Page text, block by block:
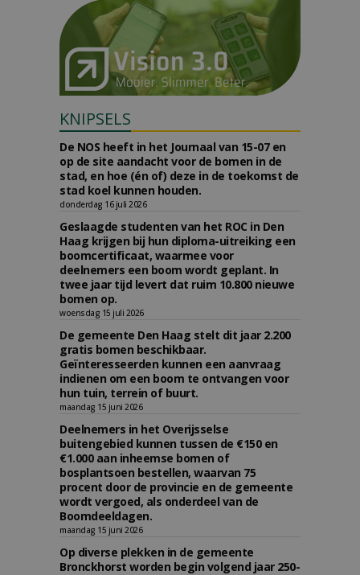
KNIPSELS
De NOS heeft in het Journaal van 15-07 en
op de site aandacht voor de bomen in de
stad, en hoe (én of) deze in de toekomst de
stad koel kunnen houden.
donderdag 16 juli 2026
Geslaagde studenten van het ROC in Den
Haag krijgen bij hun diploma-uitreiking een
boomcertificaat, waarmee voor
deelnemers een boom wordt geplant. In
twee jaar tijd levert dat ruim 10.800 nieuwe
bomen op.
woensdag 15 juli 2026
De gemeente Den Haag stelt dit jaar 2.200
gratis bomen beschikbaar.
Geïnteresseerden kunnen een aanvraag
indienen om een boom te ontvangen voor
hun tuin, terrein of buurt.
maandag 15 juni 2026
Deelnemers in het Overijsselse
buitengebied kunnen tussen de €150 en
€1.000 aan inheemse bomen of
bosplantsoen bestellen, waarvan 75
procent door de provincie en de gemeente
wordt vergoed, als onderdeel van de
Boomdeeldagen.
maandag 15 juni 2026
Op diverse plekken in de gemeente
Bronckhorst worden begin volgend jaar 250-